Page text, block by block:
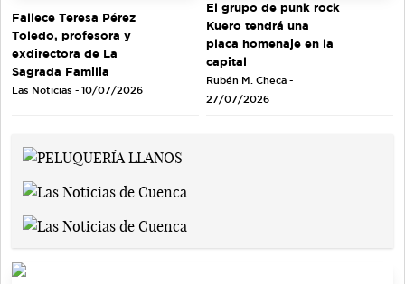
Fallece Teresa Pérez
Toledo, profesora y
exdirectora de La
Sagrada Familia
Las Noticias - 10/07/2026
El grupo de punk rock
Kuero tendrá una
placa homenaje en la
capital
Rubén M. Checa -
27/07/2026